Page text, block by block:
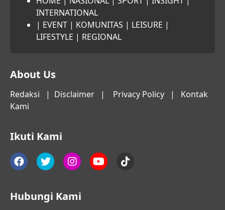
INTERNATIONAL
| EVENT | KOMUNITAS | LEISURE |
LIFESTYLE | REGIONAL
About Us
Redaksi | Disclaimer | Privacy Policy | Kontak
Kami
Ikuti Kami
Hubungi Kami